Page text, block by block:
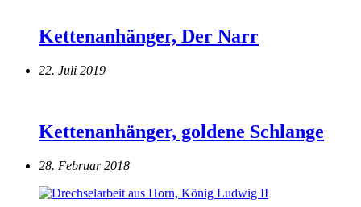
Kettenanhänger, Der Narr
22. Juli 2019
Kettenanhänger, goldene Schlange
28. Februar 2018